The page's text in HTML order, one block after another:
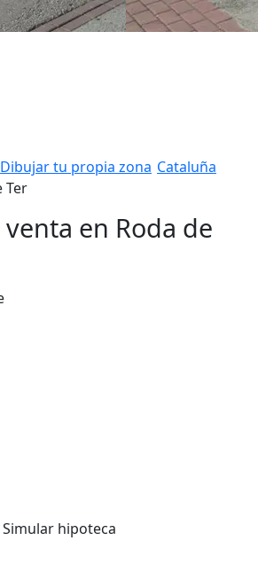
Dibujar tu propia zona Cataluña
Ter
en Roda de
Simular hipoteca